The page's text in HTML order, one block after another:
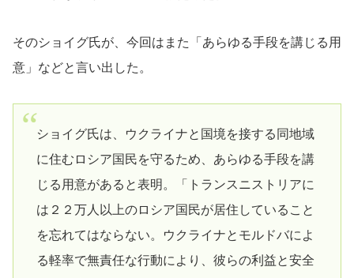
そのショイグ氏が、今回はまた「あらゆる手段を講じる用
意」などと言い出した。
ショイグ氏は、ウクライナと国境を接する同地域
に住むロシア国民を守るため、あらゆる手段を講
じる用意があると表明。「トランスニストリアに
は２２万人以上のロシア国民が居住していること
を忘れてはならない。ウクライナ‌とモ⁠ルドバによ
る軽率で無責任な行動により、彼らの利益と安全